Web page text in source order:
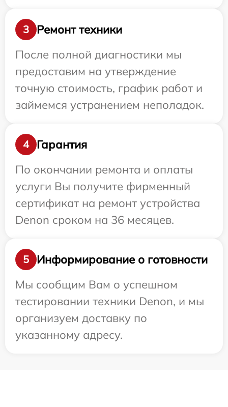
3
Ремонт техники
После полной диагностики мы
предоставим на утверждение
точную стоимость, график работ и
займемся устранением неполадок.
4
Гарантия
По окончании ремонта и оплаты
услуги Вы получите фирменный
сертификат на ремонт устройства
Denon сроком на 36 месяцев.
5
Информирование о готовности
Мы сообщим Вам о успешном
тестировании техники Denon, и мы
организуем доставку по
указанному адресу.